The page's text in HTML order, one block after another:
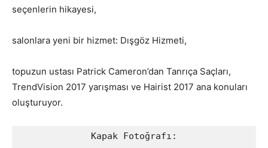
seçenlerin hikayesi,
salonlara yeni bir hizmet: Dışgöz Hizmeti,
topuzun ustası Patrick Cameron’dan Tanrıça Saçları,
TrendVision 2017 yarışması ve Hairist 2017 ana konuları
oluşturuyor.
Kapak Fotoğrafı: